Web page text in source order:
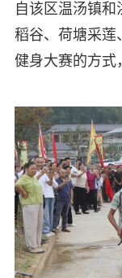
自该区温汤镇
稻谷、荷塘采莲
健身大赛的方式